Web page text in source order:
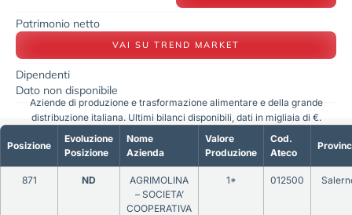
Patrimonio netto
VAI SU TREND MARKET
Dipendenti
Dato non disponibile
Posizione
Evoluzione
Posizione
Nome
Azienda
Valore
Produzione
Cod.
Ateco
871 ND
AGRIMOLINA
– SOCIETA’
COOPERATIVA
1* 012500
Aziende di produzione e trasformazione alimentare e della grande
distribuzione italiana. Ultimi bilanci disponibili, dati in migliaia di €.